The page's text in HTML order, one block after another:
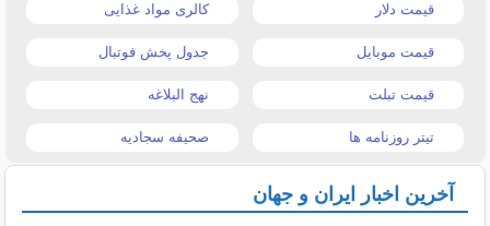
قیمت دلار کالری مواد غذایی
قیمت موبایل جدول پخش فوتبال
قیمت تبلت نهج البلاغه
تیتر روزنامه ها صحیفه سجادیه
آخرین اخبار ایران و جهان